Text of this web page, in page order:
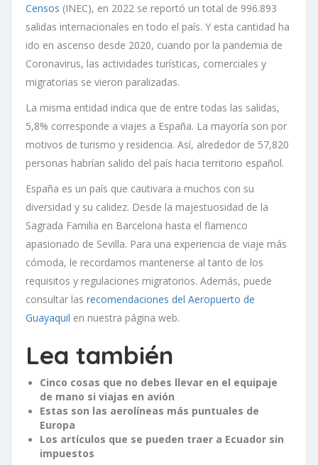
Censos (INEC), en 2022 se reportó un total de 996.893
salidas internacionales en todo el país. Y esta cantidad ha
ido en ascenso desde 2020, cuando por la pandemia de
Coronavirus, las actividades turísticas, comerciales y
migratorias se vieron paralizadas.
La misma entidad indica que de entre todas las salidas,
5,8% corresponde a viajes a España. La mayoría son por
motivos de turismo y residencia. Así, alrededor de 57,820
personas habrían salido del país hacia territorio español.
España es un país que cautivara a muchos con su
diversidad y su calidez. Desde la majestuosidad de la
Sagrada Familia en Barcelona hasta el flamenco
apasionado de Sevilla. Para una experiencia de viaje más
cómoda, le recordamos mantenerse al tanto de los
requisitos y regulaciones migratorios. Además, puede
consultar las recomendaciones del Aeropuerto de
Guayaquil en nuestra página web.
Lea también
Cinco cosas que no debes llevar en el equipaje
de mano si viajas en avión
Estas son las aerolíneas más puntuales de
Europa
Los artículos que se pueden traer a Ecuador sin
impuestos